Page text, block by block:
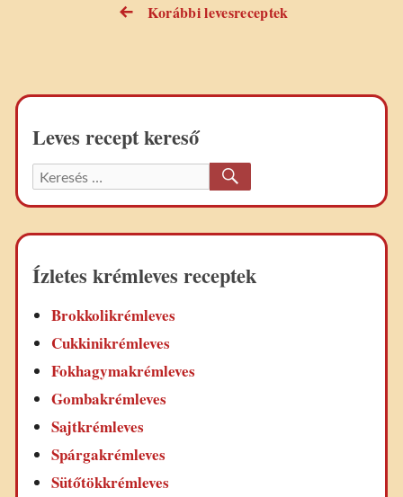
Korábbi levesreceptek
Leves recept kereső
Keresett
recept:
Ízletes krémleves receptek
Brokkolikrémleves
Cukkinikrémleves
Fokhagymakrémleves
Gombakrémleves
Sajtkrémleves
Spárgakrémleves
Sütőtökkrémleves